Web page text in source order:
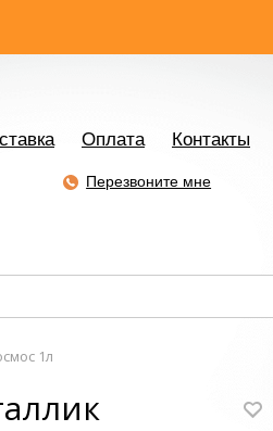
Оплата
Контакты
Перезвоните мне
1л